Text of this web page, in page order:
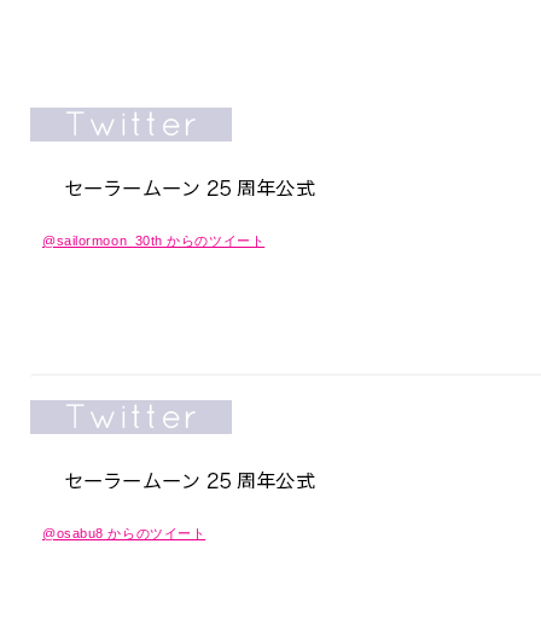
@sailormoon_30th からのツイート
@osabu8 からのツイート